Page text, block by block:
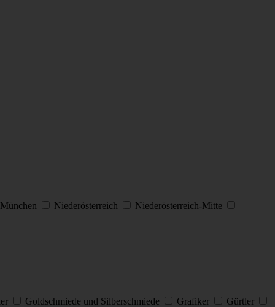
München Niederösterreich
Niederösterreich-Mitte
Goldschmiede und Silberschmiede Grafiker
Gürtler